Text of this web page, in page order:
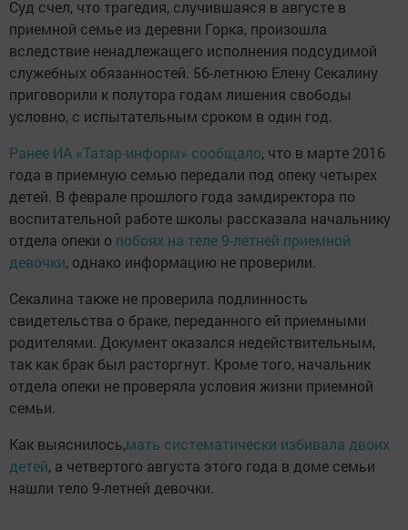
Суд счел, что трагедия, случившаяся в августе в
приемной семье из деревни Горка, произошла
вследствие ненадлежащего исполнения подсудимой
служебных обязанностей. 56-летнюю Елену Секалину
приговорили к полутора годам лишения свободы
условно, с испытательным сроком в один год.
Ранее ИА «Татар-информ» сообщало, что в марте 2016
года в приемную семью передали под опеку четырех
детей. В феврале прошлого года замдиректора по
воспитательной работе школы рассказала начальнику
отдела опеки о побоях на теле 9-летней приемной
девочки, однако информацию не проверили.
Секалина также не проверила подлинность
свидетельства о браке, переданного ей приемными
родителями. Документ оказался недействительным,
так как брак был расторгнут. Кроме того, начальник
отдела опеки не проверяла условия жизни приемной
семьи.
Как выяснилось,мать систематически избивала двоих
детей, а четвертого августа этого года в доме семьи
нашли тело 9-летней девочки.